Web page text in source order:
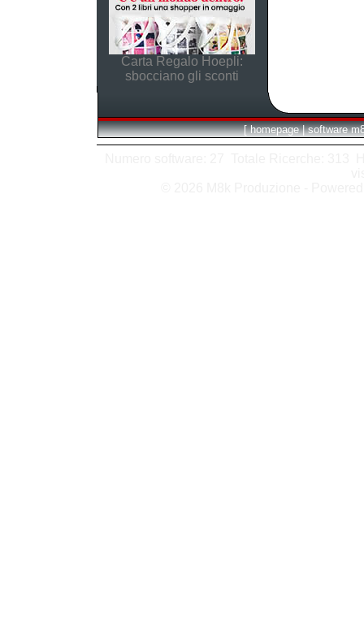
Carta Regalo Hoepli:
sbocciano gli sconti
[ homepage | software